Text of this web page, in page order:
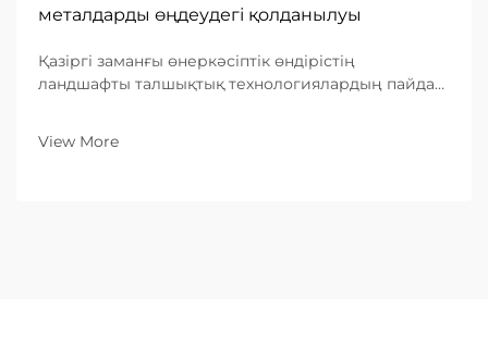
металдарды өңдеудегі қолданылуы
Қазіргі заманғы өнеркәсіптік өндірістің
ландшафты талшықтық технологиялардың пайда
тиімділіктің, дәлдіктің және универсалдылықтың
View More